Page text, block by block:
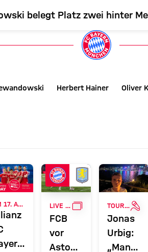
belegt Platz zwei hinter
Herbert Hainer Oliver
AM 17. AUGUST LIVE BEI FC BAYERN TV PLUS GALLERIE
FCB
vor
Aston
TOUR TALK
Jonas
Urbig:
„Man